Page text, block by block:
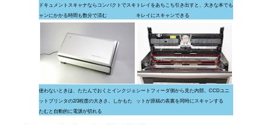
ドキュメントスキャナならコンパクトでスキ
ャンにかかる時間も数分で済む
トレイをあちこち引き出すと、大きな本でも
キレイにスキャンできる
使わないときは、たたんでおくとインクジェ
ットプリンタの2/3程度の大きさ。しかもた
たむと自動的に電源が切れる
シートフィーダ側から見た内部。CCDユニ
ットが原稿の表裏を同時にスキャンする